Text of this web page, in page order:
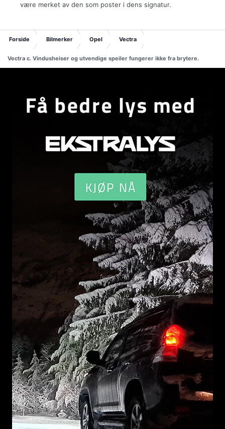
være merket av den som poster i dens signatur.
Forside Bilmerker Opel Vectra
Vectra c. Vindusheiser og utvendige speiler fungerer ikke fra brytere.